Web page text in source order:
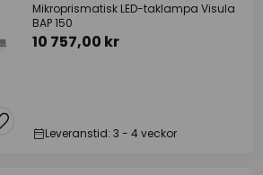
Mikroprismatisk LED-taklampa Visula
BAP 150
10 757,00 kr
Leveranstid: 3 - 4 veckor